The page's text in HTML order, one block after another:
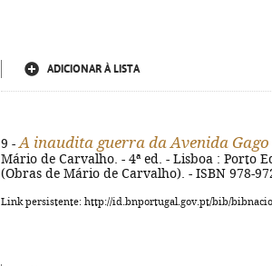
ADICIONAR À LISTA
9 - A inaudita guerra da Avenida
Mário de Carvalho. - 4ª ed. - Lisboa : Porto
(Obras de Mário de Carvalho). - ISBN 978-
Link persistente: http://id.bnportugal.gov.pt/bib/